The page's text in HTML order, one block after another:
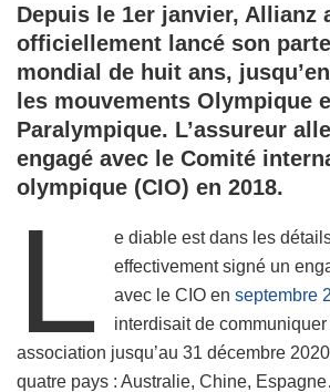
Depuis le 1er janvier, Allianz
officiellement lancé son
mondial de huit ans,
les mouvements Olympique
Paralympique. L’assureur
engagé avec le Comité
olympique (CIO) en 2018.
L
e diable est dans les
effectivement signé un
avec le CIO enseptembre
interdisait de communiquer
association jusqu’au 31 décembre
quatre pays : Australie, Chine,